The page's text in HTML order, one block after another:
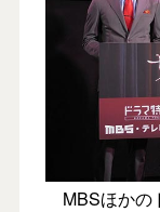
MBSほかの